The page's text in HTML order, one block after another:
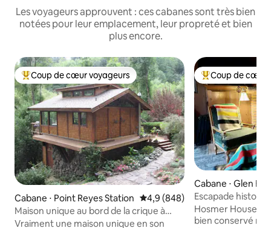
Les voyageurs approuvent : ces cabanes sont très bien
notées pour leur emplacement, leur propreté et bien
plus encore.
Coups de cœur voyageurs les plus appréciés
Coup de cœur voyageurs
Cabane ⋅ Point Reyes Station Évaluation moyenne sur la
4,9 (848)
Maison unique au bord de la crique à
Point Reyes avec jacuzzi
Vraiment une maison unique en son
Coups de cœur
Coup de cœur
Cabane ⋅ Glen
Escapade
et cheminée
Hosmer House
bien conservé